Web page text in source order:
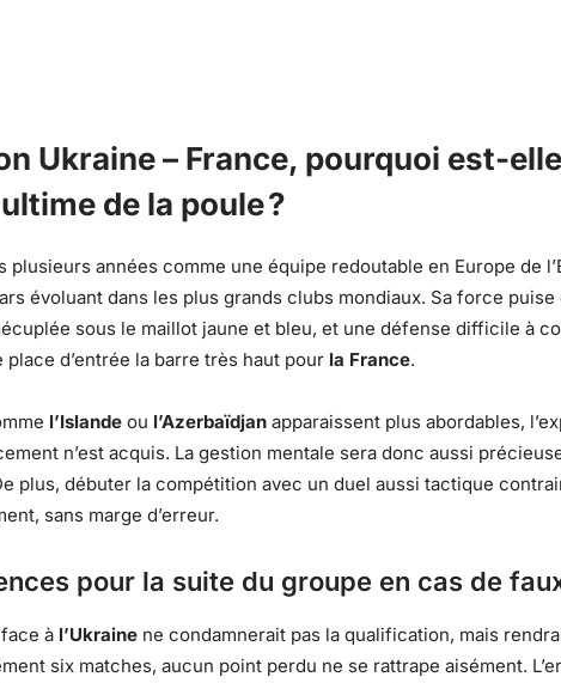
Ukraine – France, pourquoi est-
de la poule ?
plusieurs années comme une équipe redoutable en Europe de
évoluant dans les plus grands clubs mondiaux. Sa force puise
sous le maillot jaune et bleu, et une défense difficile à
d’entrée la barre très haut pour la France.
l’Islande ou l’Azerbaïdjan apparaissent plus abordables,
n’est acquis. La gestion mentale sera donc aussi
plus, débuter la compétition avec un duel aussi tactique
sans marge d’erreur.
pour la suite du groupe en cas de
à l’Ukraine ne condamnerait pas la qualification, mais
six matches, aucun point perdu ne se rattrape aisément.